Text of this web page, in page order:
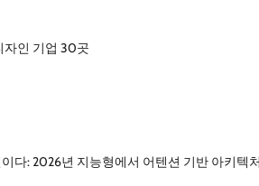
자인 기업 30곳
다: 2026년 지능형에서 어텐션 기반 아키텍